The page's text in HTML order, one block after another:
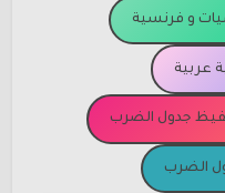
و فرنسية
عربية
جدول الضرب
الضرب